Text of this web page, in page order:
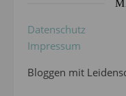
Datenschutz
Impressum
Bloggen mit